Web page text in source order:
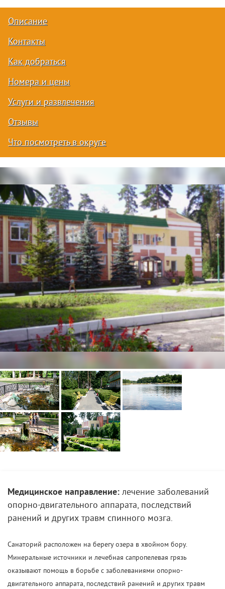
Описание
Контакты
Как добраться
Номера и цены
Услуги и развлечения
Отзывы
Что посмотреть в округе
Медицинское направление: лечение заболеваний
опорно-двигательного аппарата, последствий
ранений и других травм спинного мозга.
Санаторий расположен на берегу озера в хвойном бору.
Минеральные источники и лечебная сапропелевая грязь
оказывают помощь в борьбе с заболеваниями опорно-
двигательного аппарата, последствий ранений и других травм